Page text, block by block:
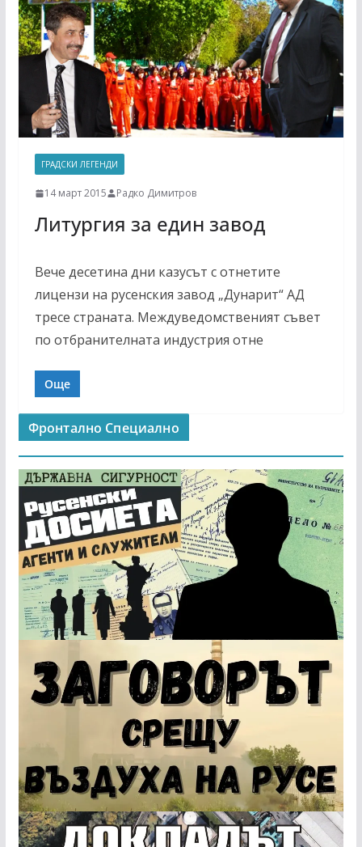
ГРАДСКИ ЛЕГЕНДИ
14 март 2015 Радко Димитров
Литургия за един завод
Вече десетина дни казусът с отнетите
лицензи на русенския завод „Дунарит“ АД
тресе страната. Междуведомственият съвет
по отбранителната индустрия отне
Още
Фронтално Специално